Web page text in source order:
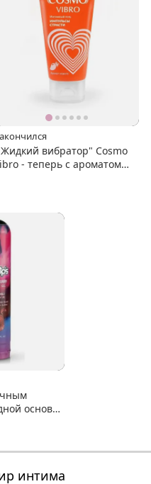
вибратор" Cosmo
- теперь с ароматом
основе
интима